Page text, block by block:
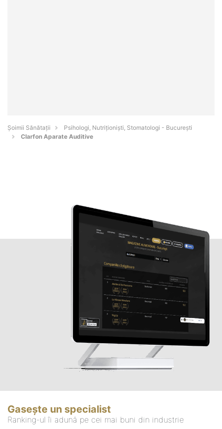
Şoimii Sănătații
Psihologi, Nutriționiști, Stomatologi - Bucureşti
Clarfon Aparate Auditive
Gasește un specialist
Ranking-ul îi adună pe cei mai buni din industrie